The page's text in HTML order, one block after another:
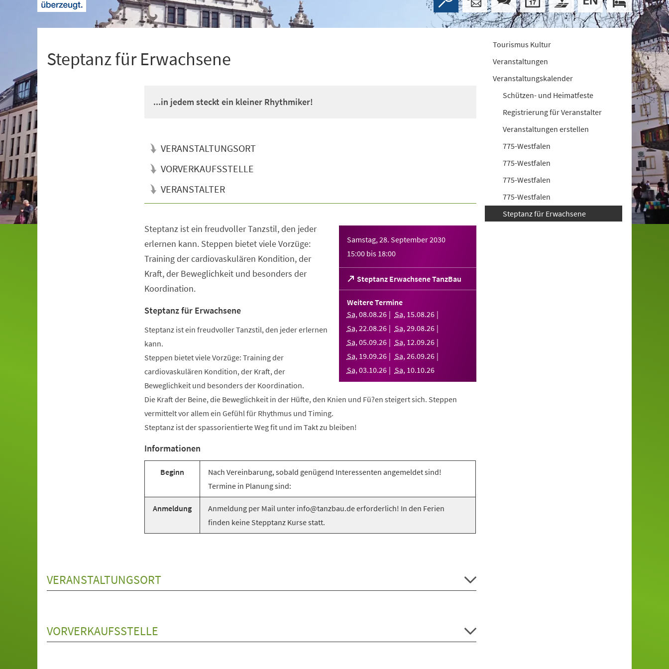
Steptanz für Erwachsene
...in jedem steckt ein kleiner Rhythmiker!
VERANSTALTUNGSORT
VORVERKAUFSSTELLE
VERANSTALTER
Samstag, 28. September 2030
15:00 bis 18:00
Steptanz Erwachsene TanzBau
(Öffnet
in
einem
Tab)
Weitere Termine
Sa,08.08.26 Sa, 15.08.26
Sa,22.08.26 Sa,29.08.26
Sa,05.09.26 Sa, 12.09.26
Sa, 19.09.26 Sa,26.09.26
Sa,03.10.26 Sa, 10.10.26
Steptanz ist ein freudvoller Tanzstil, den jeder
erlernen kann. Steppen bietet viele Vorzüge:
Training der cardiovaskulären Kondition, der
Kraft, der Beweglichkeit und besonders der
Koordination.
Steptanz für Erwachsene
Steptanz ist ein freudvoller Tanzstil, den jeder erlernen
kann.
Steppen bietet viele Vorzüge: Training der
cardiovaskulären Kondition, der Kraft, der
Beweglichkeit und besonders der Koordination.
Die Kraft der Beine, die Beweglichkeit in der Hüfte, den Knien und Fü?en steigert sich. Steppen
vermittelt vor allem ein Gefühl für Rhythmus und Timing.
Steptanz ist der spassorientierte Weg fit und im Takt zu bleiben!
Informationen
Beginn
Nach Vereinbarung, sobald genügend Interessenten angemeldet sind!
Termine in Planung sind:
Anmeldung
Anmeldung per Mail unter info@tanzbau.de erforderlich! In den Ferien
finden keine Stepptanz Kurse statt.
VERANSTALTUNGSORT
VORVERKAUFSSTELLE
Tourismus Kultur
Veranstaltungen
Veranstaltungskalender
Schützen- und Heimatfeste
Registrierung für Veranstalter
Veranstaltungen erstellen
775-Westfalen
775-Westfalen
775-Westfalen
775-Westfalen
Steptanz für Erwachsene